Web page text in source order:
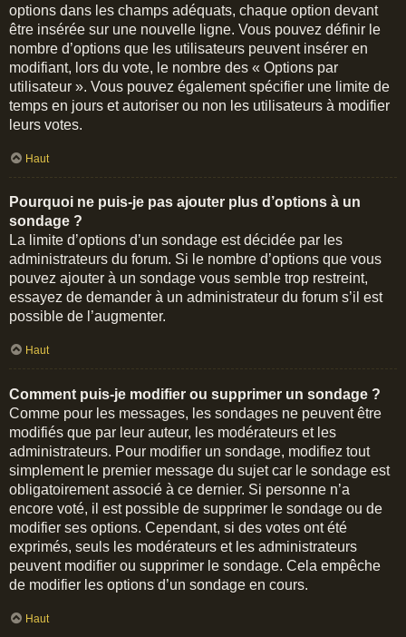
options dans les champs adéquats, chaque option devant
être insérée sur une nouvelle ligne. Vous pouvez définir le
nombre d’options que les utilisateurs peuvent insérer en
modifiant, lors du vote, le nombre des « Options par
utilisateur ». Vous pouvez également spécifier une limite de
temps en jours et autoriser ou non les utilisateurs à modifier
leurs votes.
Haut
Pourquoi ne puis-je pas ajouter plus d’options à un
sondage ?
La limite d’options d’un sondage est décidée par les
administrateurs du forum. Si le nombre d’options que vous
pouvez ajouter à un sondage vous semble trop restreint,
essayez de demander à un administrateur du forum s’il est
possible de l’augmenter.
Haut
Comment puis-je modifier ou supprimer un sondage ?
Comme pour les messages, les sondages ne peuvent être
modifiés que par leur auteur, les modérateurs et les
administrateurs. Pour modifier un sondage, modifiez tout
simplement le premier message du sujet car le sondage est
obligatoirement associé à ce dernier. Si personne n’a
encore voté, il est possible de supprimer le sondage ou de
modifier ses options. Cependant, si des votes ont été
exprimés, seuls les modérateurs et les administrateurs
peuvent modifier ou supprimer le sondage. Cela empêche
de modifier les options d’un sondage en cours.
Haut